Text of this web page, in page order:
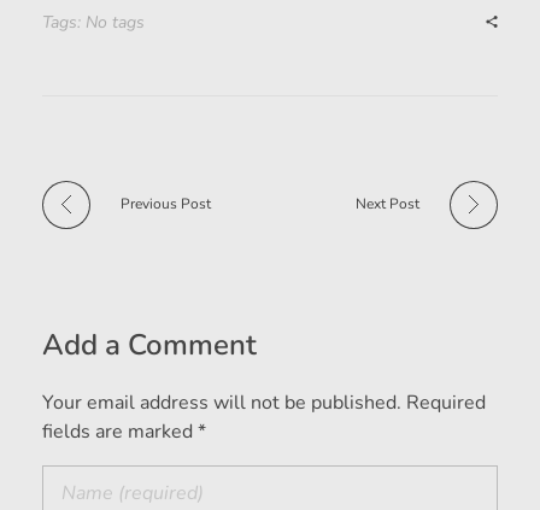
Tags: No tags
Previous Post Next Post
Add a Comment
Your email address will not be published. Required
fields are marked *